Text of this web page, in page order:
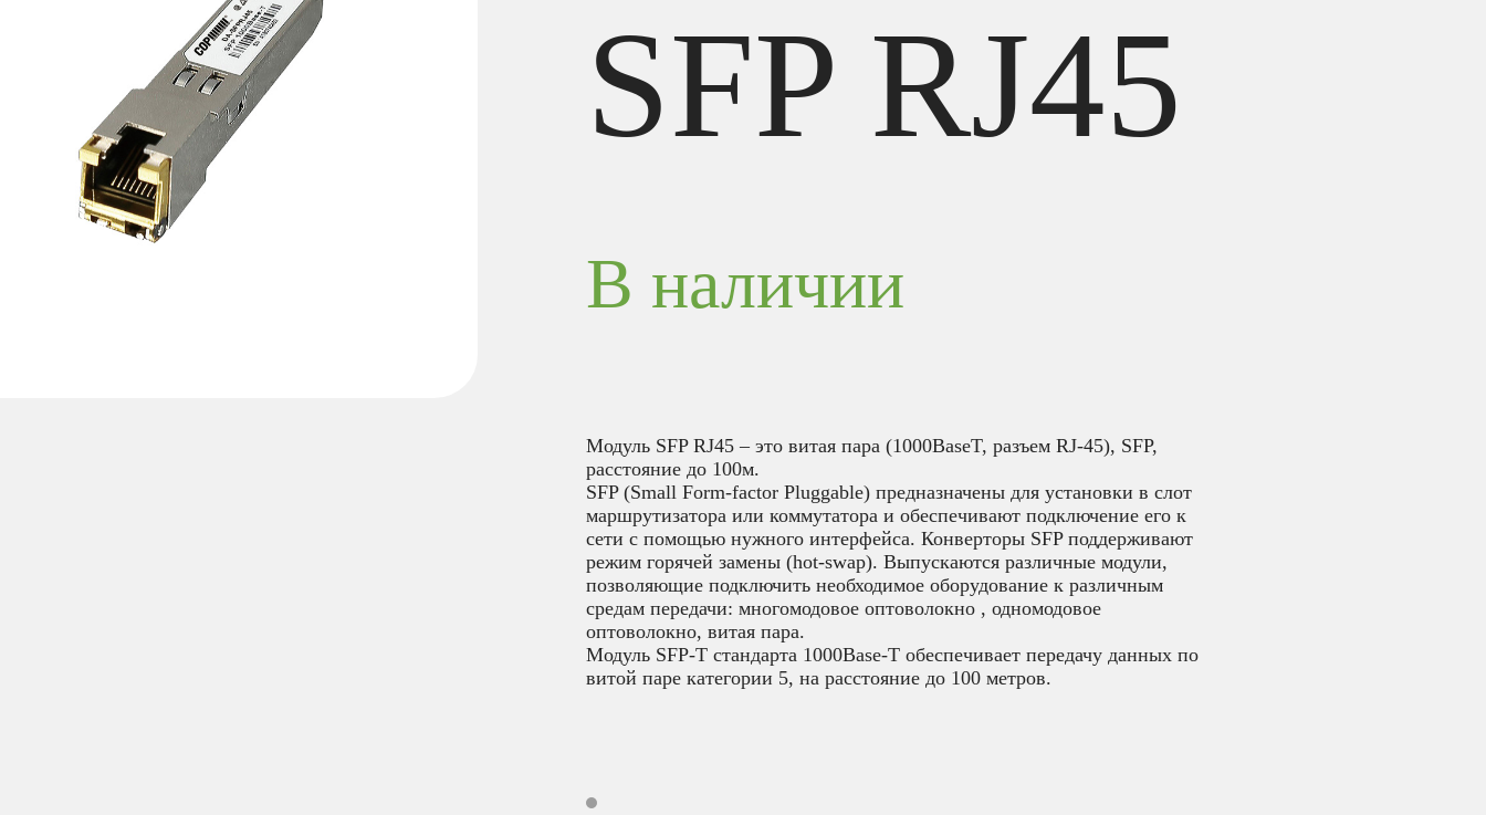
SFP RJ45
В наличии
Модуль SFP RJ45 – это витая пара (1000BaseT, разъем RJ-45), SFP,
расстояние до 100м.
SFP (Small Form-factor Pluggable) предназначены для установки в слот
маршрутизатора или коммутатора и обеспечивают подключение его к
сети с помощью нужного интерфейса. Конверторы SFP поддерживают
режим горячей замены (hot-swap). Выпускаются различные модули,
позволяющие подключить необходимое оборудование к различным
средам передачи: многомодовое оптоволокно , одномодовое
оптоволокно, витая пара.
Модуль SFP-T стандарта 1000Base-T обеспечивает передачу данных по
витой паре категории 5, на расстояние до 100 метров.